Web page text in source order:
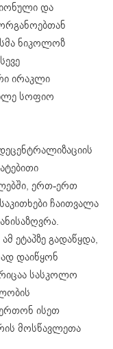
და
ნიკოლოზ
ირაკლი
სოფიო
ერთ-ერთ
ჩაითვალა
ეტაპზე გადაწყდა,
დაიწყონ
სასკოლო
ისეთ
მოსწავლეთა